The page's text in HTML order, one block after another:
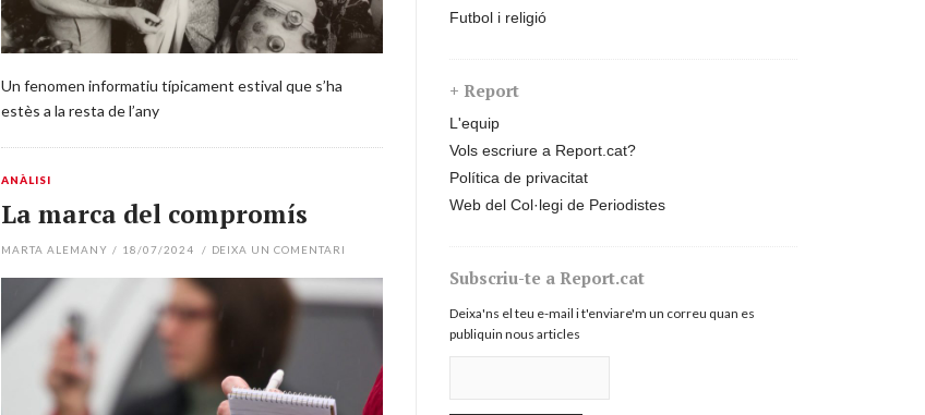
Un fenomen informatiu típicament estival que s’ha
estès a la resta de l’any
ANÀLISI
La marca del compromís
MARTA ALEMANY / 18/07/2024 / DEIXA UN COMENTARI
Futbol i religió
+ Report
L'equip
Vols escriure a Report.cat?
Política de privacitat
Web del Col·legi de Periodistes
Subscriu-te a Report.cat
Deixa'ns el teu e-mail i t'enviare'm un correu quan es
publiquin nous articles